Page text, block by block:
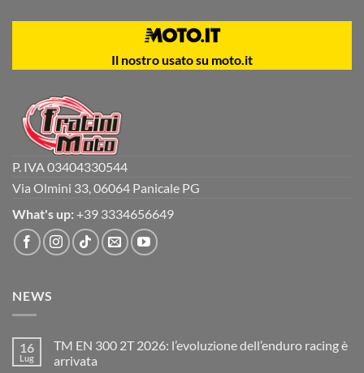
Il nostro usato su moto.it
P. IVA 03404330544
Via Olmini 33, 06064 Panicale PG
What's up: +39 3334656649
NEWS
16
Lug
TM EN 300 2T 2026: l’evoluzione dell’enduro racing è
arrivata